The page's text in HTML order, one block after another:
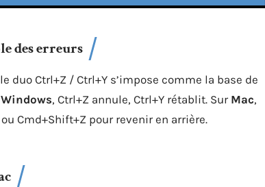
des erreurs
duo Ctrl+Z / Ctrl+Y s’impose comme la base de
Windows, Ctrl+Z annule, Ctrl+Y rétablit. Sur Mac,
Cmd+Shift+Z pour revenir en arrière.